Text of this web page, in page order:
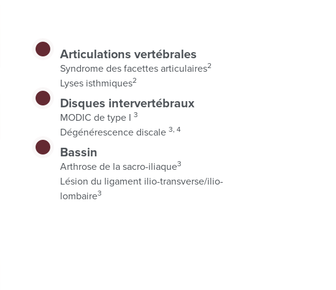
Articulations vertébrales
Syndrome des facettes articulaires2
Lyses isthmiques2
Disques intervertébraux
MODIC de type I3
Dégénérescence discale3, 4
Bassin
Arthrose de la sacro-iliaque3
Lésion du ligament ilio-transverse/ilio-
lombaire3